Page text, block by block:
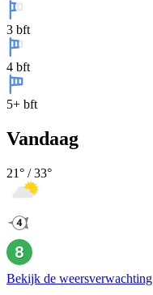
3 bft
4 bft
5+ bft
Vandaag
21° /33°
Bekijk de weersverwachting